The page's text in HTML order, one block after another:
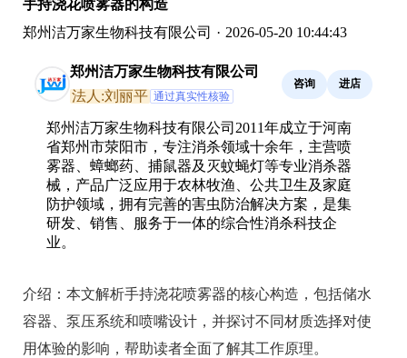
手持浇花喷雾器的构造
郑州洁万家生物科技有限公司 · 2026-05-20 10:44:43
郑州洁万家生物科技有限公司
法人:刘丽平 通过真实性核验
咨询 进店
郑州洁万家生物科技有限公司2011年成立于河南
省郑州市荥阳市，专注消杀领域十余年，主营喷
雾器、蟑螂药、捕鼠器及灭蚊蝇灯等专业消杀器
械，产品广泛应用于农林牧渔、公共卫生及家庭
防护领域，拥有完善的害虫防治解决方案，是集
研发、销售、服务于一体的综合性消杀科技企
业。
介绍： 本文解析手持浇花喷雾器的核心构造，包括储水
容器、泵压系统和喷嘴设计，并探讨不同材质选择对使
用体验的影响，帮助读者全面了解其工作原理。